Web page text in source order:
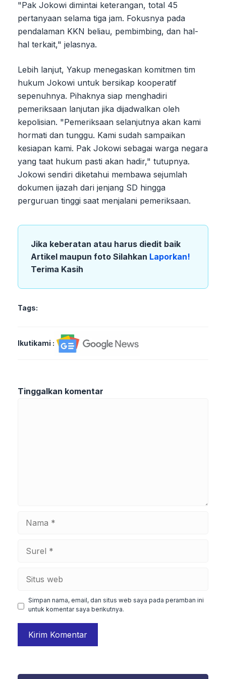
"Pak Jokowi dimintai keterangan, total 45
pertanyaan selama tiga jam. Fokusnya pada
pendalaman KKN beliau, pembimbing, dan hal-
hal terkait," jelasnya.
Lebih lanjut, Yakup menegaskan komitmen tim
hukum Jokowi untuk bersikap kooperatif
sepenuhnya. Pihaknya siap menghadiri
pemeriksaan lanjutan jika dijadwalkan oleh
kepolisian. "Pemeriksaan selanjutnya akan kami
hormati dan tunggu. Kami sudah sampaikan
kesiapan kami. Pak Jokowi sebagai warga negara
yang taat hukum pasti akan hadir," tutupnya.
Jokowi sendiri diketahui membawa sejumlah
dokumen ijazah dari jenjang SD hingga
perguruan tinggi saat menjalani pemeriksaan.
Jika keberatan atau harus diedit baik
Artikel maupun foto Silahkan Laporkan!
Terima Kasih
Tags:
Ikutikami :
Tinggalkan komentar
Simpan nama, email, dan situs web saya pada peramban ini
untuk komentar saya berikutnya.